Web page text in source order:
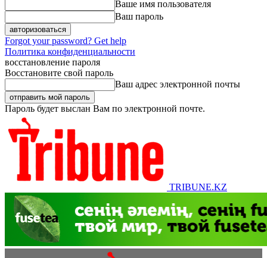
Ваше имя пользователя
Ваш пароль
Forgot your password? Get help
Политика конфиденциальности
восстановление пароля
Восстановите свой пароль
Ваш адрес электронной почты
Пароль будет выслан Вам по электронной почте.
TRIBUNE.KZ